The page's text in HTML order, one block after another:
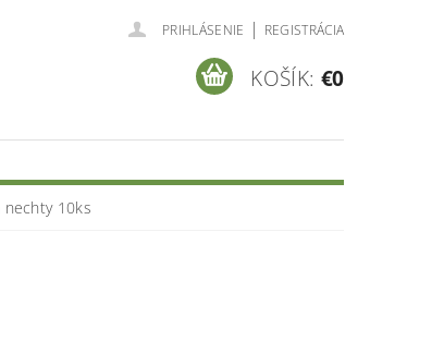
PRIHLÁSENIE | REGISTRÁCIA
KOŠÍK: €0
nechty 10ks